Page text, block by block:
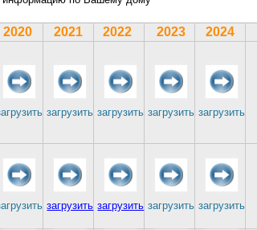
2020 2021 2022 2023 2024
загрузить загрузить загрузить загрузить
загрузить загрузить загрузить загрузить